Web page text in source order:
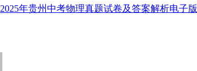
2025年贵州中考物理真题试卷及答案解析电子版